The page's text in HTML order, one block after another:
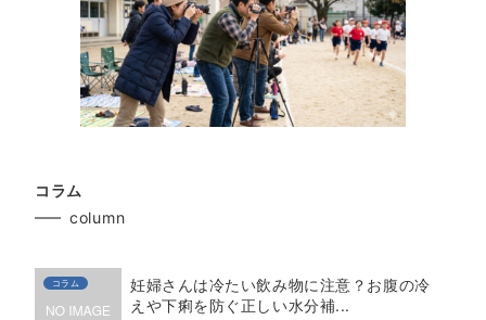
コラム
column
コラム
妊婦さんは冷たい飲み物に注意？お腹の冷
えや下痢を防ぐ正しい水分補...